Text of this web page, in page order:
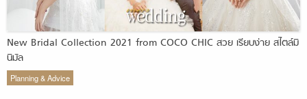
New Bridal Collection 2021 from COCO CHIC สวย เรียบง่าย สไตล์มิ
นิมัล
Planning & Advice